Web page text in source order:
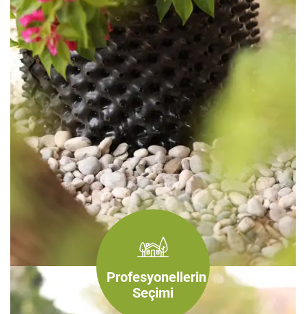
Profesyonellerin
Seçimi
Please
leave
field
empty.